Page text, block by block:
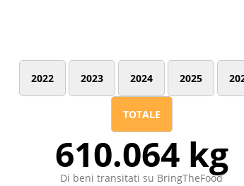
2022 2023 2024 2025
TOTALE
610.064 kg
Di beni transitati su BringTheFood